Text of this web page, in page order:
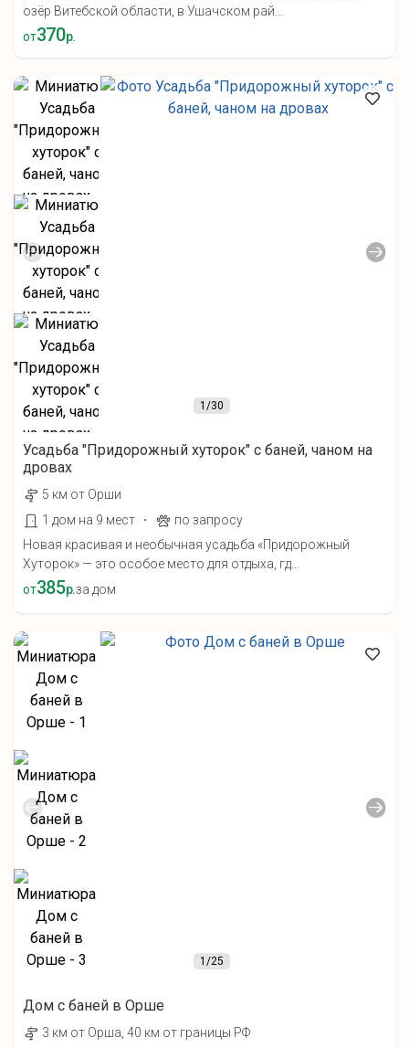
озёр Витебской области, в Ушачском рай...
от370р.
1/30
Усадьба "Придорожный хуторок" с баней, чаном на
дровах
5 км от Орши
1 дом на 9 мест
·
по запросу
Новая красивая и необычная усадьба «Придорожный
Хуторок» — это особое место для отдыха, гд...
от385р.за дом
1/25
Дом с баней в Орше
3 км от Орша, 40 км от границы РФ